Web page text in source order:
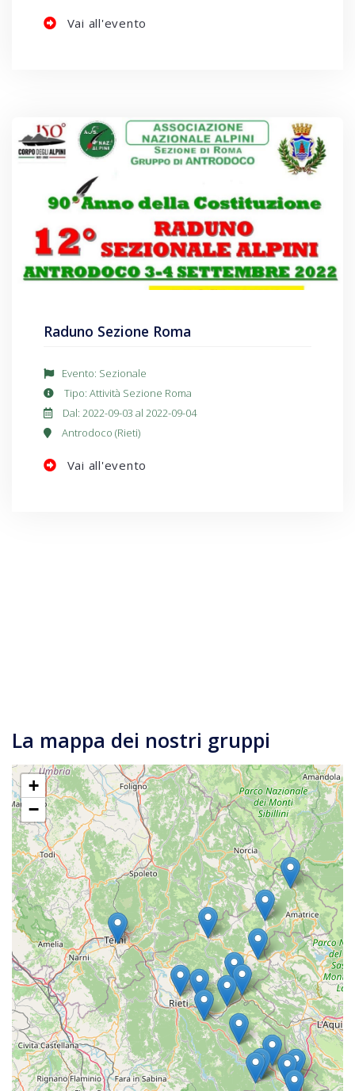
Vai all'evento
Raduno Sezione Roma
Evento: Sezionale
Tipo: Attività Sezione Roma
Dal: 2022-09-03 al 2022-09-04
Antrodoco (Rieti)
Vai all'evento
La mappa dei nostri gruppi
+
−